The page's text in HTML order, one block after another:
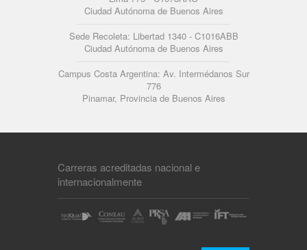
Ciudad Autónoma de Buenos Aires
Sede Recoleta: Libertad 1340 - C1016ABB
Ciudad Autónoma de Buenos Aires
Campus Costa Argentina: Av. Intermédanos Sur
776
Pinamar, Provincia de Buenos Aires
Carreras acreditadas nacional e
internacionalmente